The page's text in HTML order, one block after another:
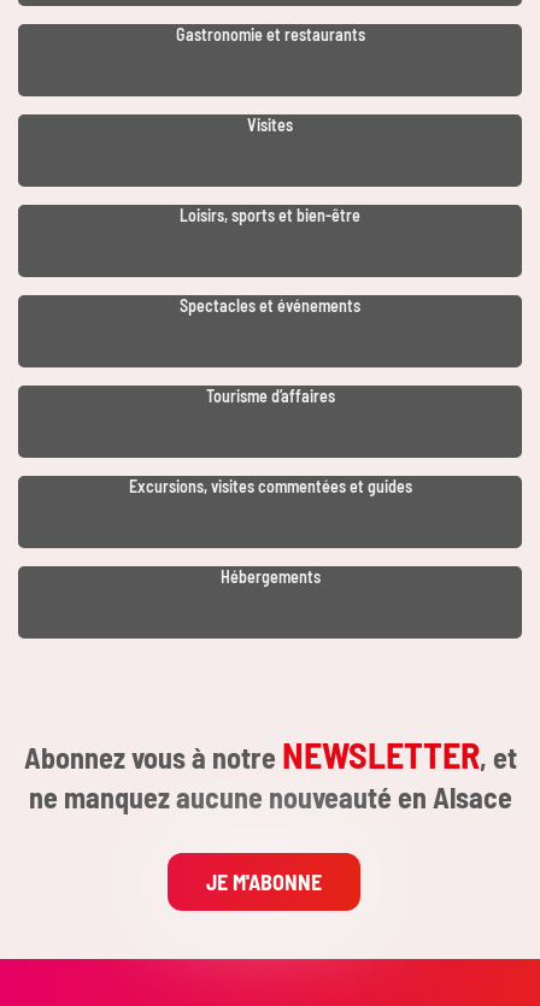
Gastronomie et restaurants
Visites
Loisirs, sports et bien-être
Spectacles et événements
Tourisme d’affaires
Excursions, visites commentées et guides
Hébergements
Abonnez vous à notre NEWSLETTER, et
ne manquez aucune nouveauté en Alsace
JE M'ABONNE